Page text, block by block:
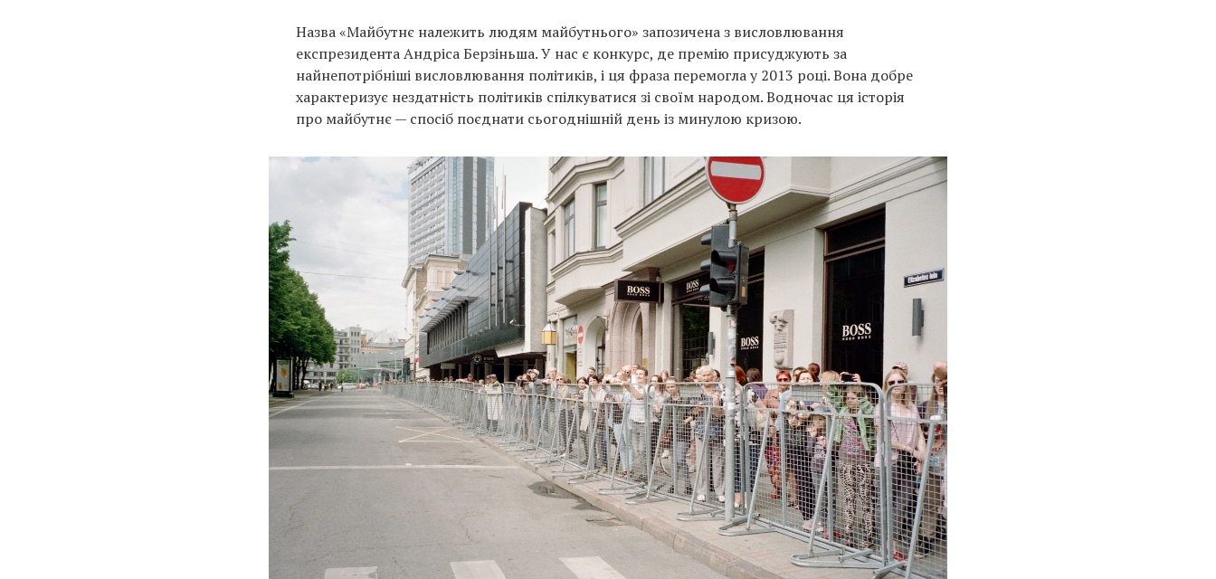
Назва «Майбутнє належить людям майбутнього» запозичена з висловлювання
експрезидента Андріса Берзіньша. У нас є конкурс, де премію присуджують за
найнепотрібніші висловлювання політиків, і ця фраза перемогла у 2013 році. Вона добре
характеризує нездатність політиків спілкуватися зі своїм народом. Водночас ця історія
про майбутнє — спосіб поєднати сьогоднішній день із минулою кризою.